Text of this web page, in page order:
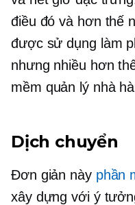
điều đó và hơn thế
được sử dụng làm
nhưng nhiều hơn
mềm quản lý nhà
Dịch chuyển
Đơn giản này phần
xây dựng với ý